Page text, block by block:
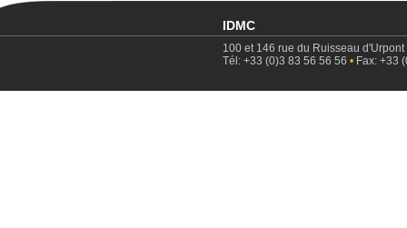
IDMC
100 et 146 rue du Ruisseau d'Urpont
Tél: +33 (0)3 83 56 56 56 • Fax: +33